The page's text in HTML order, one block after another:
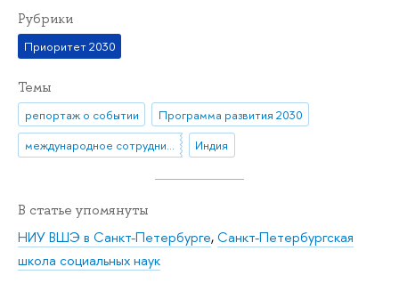
Рубрики
Приоритет 2030
Темы
репортаж о событии
Программа развития 2030
международное сотрудничество
Индия
В статье упомянуты
НИУ ВШЭ в Санкт-Петербурге,Санкт-Петербургская
школа социальных наук